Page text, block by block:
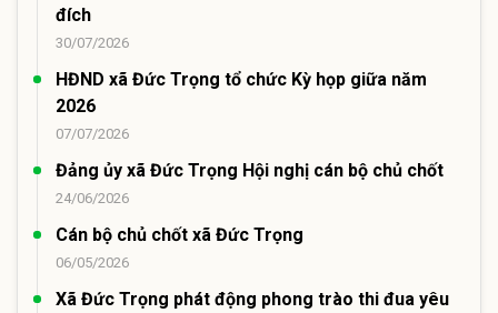
đích
30/07/2026
HĐND xã Đức Trọng tổ chức Kỳ họp giữa năm
2026
07/07/2026
Đảng ủy xã Đức Trọng Hội nghị cán bộ chủ chốt
24/06/2026
Cán bộ chủ chốt xã Đức Trọng
06/05/2026
Xã Đức Trọng phát động phong trào thi đua yêu